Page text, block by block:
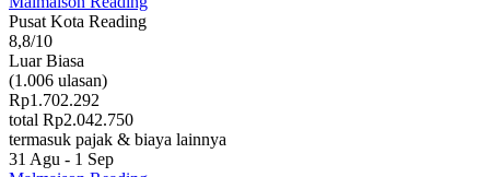
Pusat Kota Reading
8,8/10
Luar Biasa
(1.006 ulasan)
Rp1.702.292
total Rp2.042.750
termasuk pajak & biaya lainnya
31 Agu - 1 Sep